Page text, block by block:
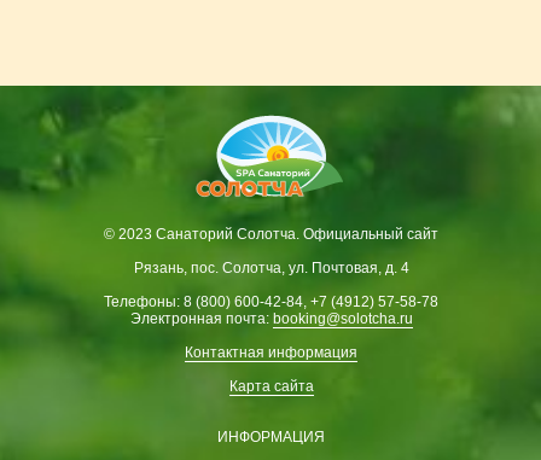
© 2023 Санаторий Солотча. Официальный сайт
Рязань, пос. Солотча, ул. Почтовая, д. 4
Телефоны: 8 (800) 600-42-84, +7 (4912) 57-58-78
Электронная почта: booking@solotcha.ru
Контактная информация
Карта сайта
ИНФОРМАЦИЯ